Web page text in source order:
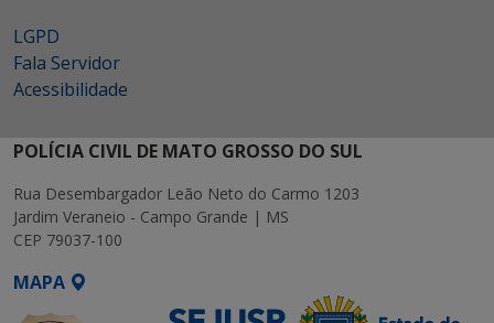
LGPD
Fala Servidor
Acessibilidade
POLÍCIA CIVIL DE MATO GROSSO DO SUL
Rua Desembargador Leão Neto do Carmo 1203
Jardim Veraneio - Campo Grande | MS
CEP 79037-100
MAPA